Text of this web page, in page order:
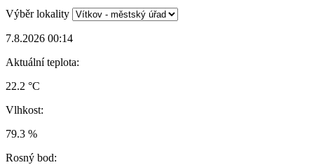
Výběr lokality
7.8.2026 00:14
Aktuální teplota:
22.2 °C
Vlhkost:
79.3 %
Rosný bod: